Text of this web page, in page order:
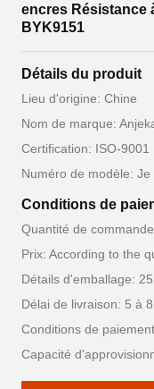
encres Résistance
BYK9151
Détails du produit
Lieu d'origine: Chine
Nom de marque:
Certification: ISO-9001
Numéro de modèle: Je
Conditions de
Quantité de
Prix: According to the
Détails d'emballage:
Délai de livraison: 5 à
Conditions de
Capacité